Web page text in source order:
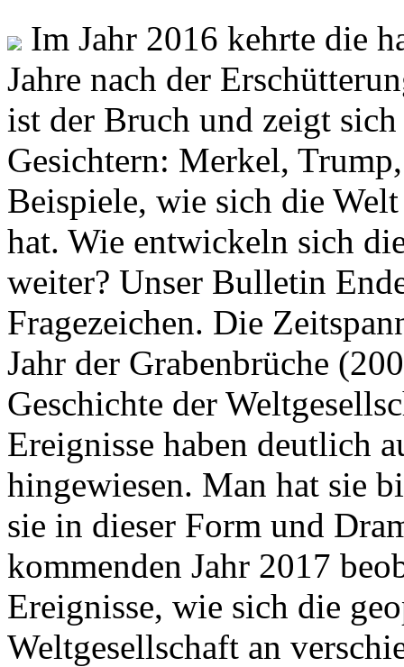
Im Jahr 2016 kehrte die
Jahre nach der
ist der Bruch und zeigt
Gesichtern: Merkel,
Beispiele, wie sich die
hat. Wie entwickeln sich
weiter? Unser Bulletin
Fragezeichen. Die
Jahr der Grabenbrüche
Geschichte der
Ereignisse haben deutlich
hingewiesen. Man hat sie
sie in dieser Form und
kommenden Jahr 2017
Ereignisse, wie sich die
Weltgesellschaft an